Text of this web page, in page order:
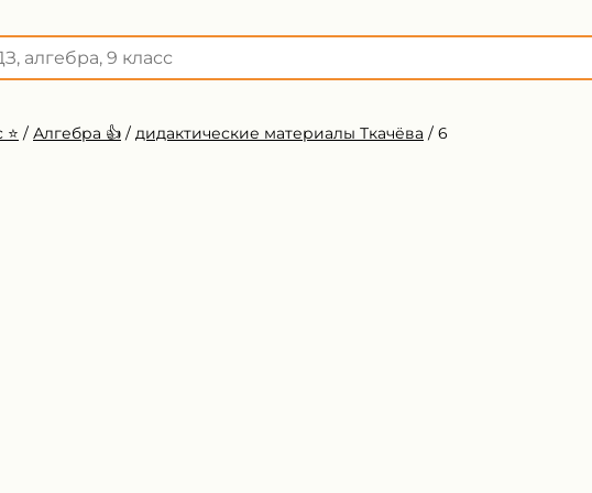
⭐️ / Алгебра 👍 / дидактические материалы Ткачёва / 6